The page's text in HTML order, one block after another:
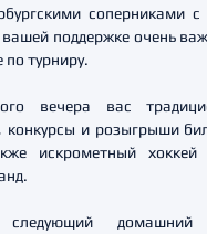
соперниками
вашей поддержке очень
турниру.
вечера вас
конкурсы и розыгрыши
искрометный хоккей